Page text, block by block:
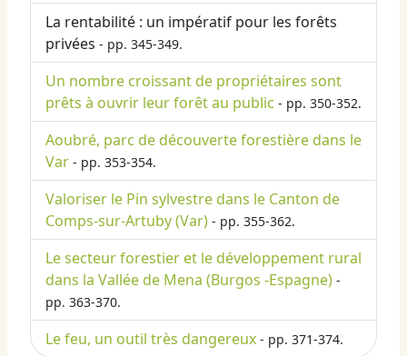
La rentabilité : un impératif pour les forêts
privées - pp. 345-349.
Un nombre croissant de propriétaires sont
prêts à ouvrir leur forêt au public - pp. 350-352.
Aoubré, parc de découverte forestière dans le
Var - pp. 353-354.
Valoriser le Pin sylvestre dans le Canton de
Comps-sur-Artuby (Var) - pp. 355-362.
Le secteur forestier et le développement rural
dans la Vallée de Mena (Burgos -Espagne) -
pp. 363-370.
Le feu, un outil très dangereux - pp. 371-374.